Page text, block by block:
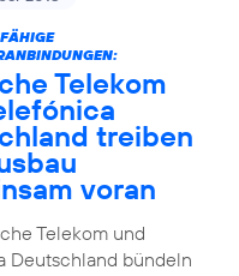
Telekom
treiben
voran
Telekom und
Deutschland bündeln